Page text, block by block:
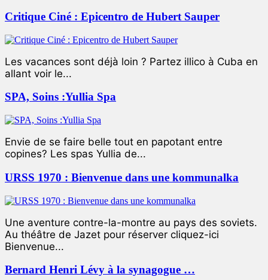
Critique Ciné : Epicentro de Hubert Sauper
Les vacances sont déjà loin ? Partez illico à Cuba en
allant voir le...
SPA, Soins :Yullia Spa
Envie de se faire belle tout en papotant entre
copines? Les spas Yullia de...
URSS 1970 : Bienvenue dans une kommunalka
Une aventure contre-la-montre au pays des soviets.
Au théâtre de Jazet pour réserver cliquez-ici
Bienvenue...
Bernard Henri Lévy à la synagogue …